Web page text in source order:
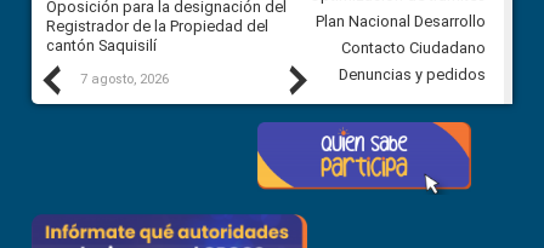
Previous
Oposición para la designación del
Registrador de la Propiedad del
cantón Saquisilí
7 agosto, 2026
Ballenita del cantón Santa
7 agosto, 2026
Next
Plan Nacional Desarrollo
Contacto Ciudadano
Denuncias y pedidos